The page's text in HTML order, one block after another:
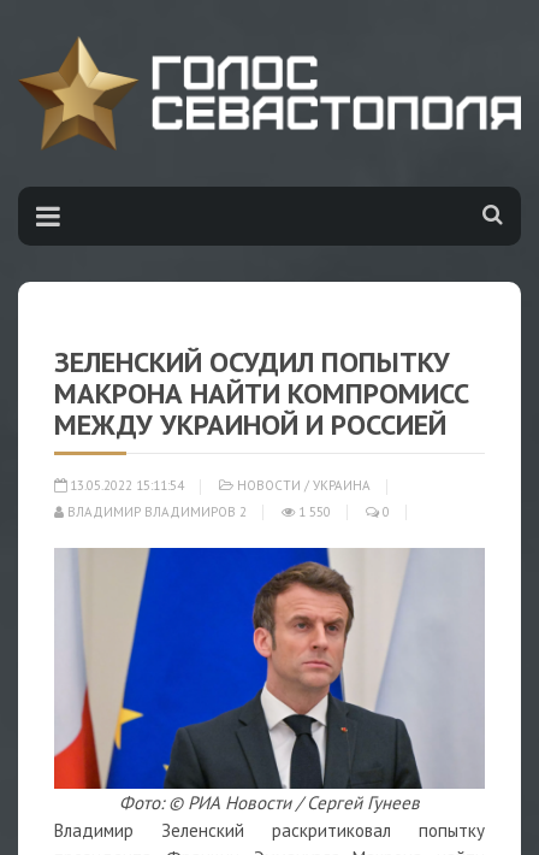
ЗЕЛЕНСКИЙ ОСУДИЛ ПОПЫТКУ
МАКРОНА НАЙТИ КОМПРОМИСС
МЕЖДУ УКРАИНОЙ И РОССИЕЙ
13.05.2022 15:11:54 НОВОСТИ / УКРАИНА
ВЛАДИМИР ВЛАДИМИРОВ 2
1 550 0
Фото: © РИА Новости / Сергей Гунеев
Владимир Зеленский раскритиковал попытку